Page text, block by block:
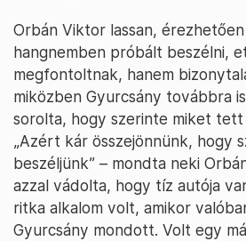
Orbán Viktor lassan, érezhetően
hangnemben próbált beszélni,
megfontoltnak, hanem
miközben Gyurcsány továbbra
sorolta, hogy szerinte miket tett
„Azért kár összejönnünk, hogy
beszéljünk” – mondta neki
azzal vádolta, hogy tíz autója
ritka alkalom volt, amikor
Gyurcsány mondott. Volt egy